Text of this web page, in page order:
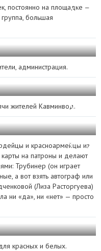
постоянно на площадке —
большая
администрация.
жителей Кавминвод.
и красноармейцы из
на патроны и делают
Трубинер (он играет
а вот взять автограф или
(Лиза Расторгуева)
ни «да», ни «нет» — просто
красных и белых.